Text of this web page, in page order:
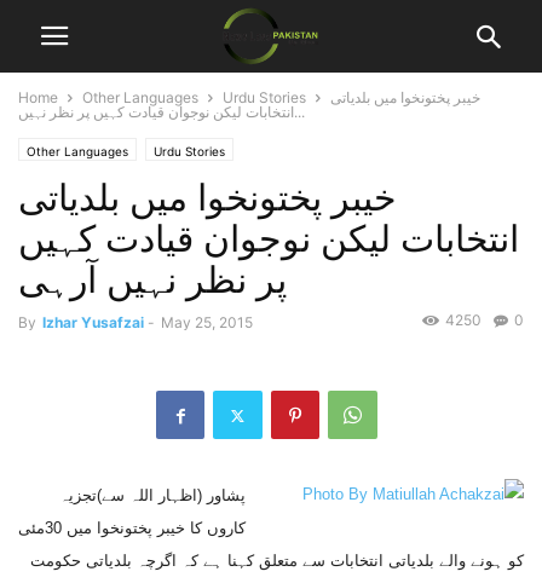
Home Other Languages Urdu Stories
خیبر پختونخوا میں بلدیاتی
انتخابات لیکن نوجوان قیادت کہیں پر نظر نہیں...
Other Languages Urdu Stories
خیبر پختونخوا میں بلدیاتی
انتخابات لیکن نوجوان قیادت کہیں
پر نظر نہیں آرہی
By Izhar Yusafzai - May 25, 2015 0
4250
پشاور (اظہار اللہ سے)تجزیہ
کاروں کا خیبر پختونخوا میں 30مئی
کو ہونے والے بلدیاتی انتخابات سے متعلق کہنا ہے کہ اگرچہ بلدیاتی حکومت